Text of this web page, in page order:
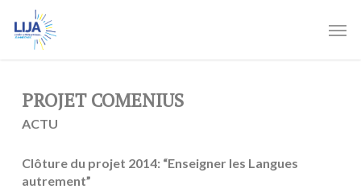
main
PROJET COMENIUS
ACTU
Clôture du projet 2014: “Enseigner les Langues
autrement”